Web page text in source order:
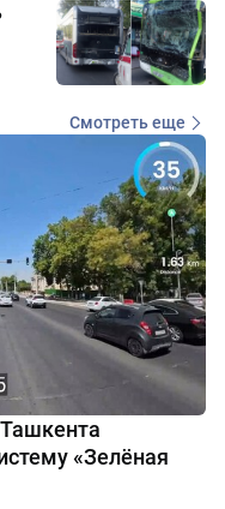
Смотреть еще
«Зелёная